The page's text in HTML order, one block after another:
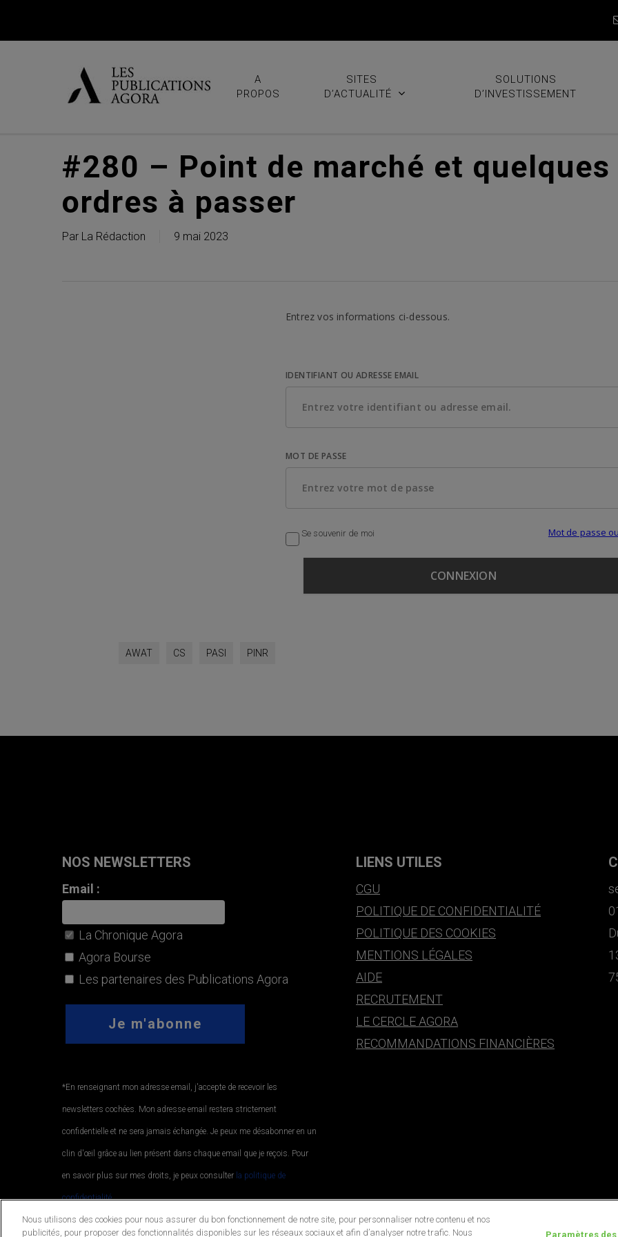
A
PROPOS
SITES
D’ACTUALITÉ
SOLUTIONS
D’INVESTISSEMENT
#280 – Point de marché et quelques
ordres à passer
Par La Rédaction 9 mai 2023
Entrez vos informations ci-dessous.
IDENTIFIANT OU ADRESSE EMAIL
MOT DE PASSE
Se souvenir de moi Mot de passe
AWAT CS PASI PINR
NOS NEWSLETTERS
Email :
La Chronique Agora
Agora Bourse
Les partenaires des Publications Agora
*En renseignant mon adresse email, j'accepte de recevoir les
newsletters cochées. Mon adresse email restera strictement
confidentielle et ne sera jamais échangée. Je peux me désabonner en un
clin d'œil grâce au lien présent dans chaque email que je reçois. Pour
en savoir plus sur mes droits, je peux consulter la politique de
confidentialité..
LIENS UTILES
CGU
POLITIQUE DE CONFIDENTIALITÉ
POLITIQUE DES COOKIES
MENTIONS LÉGALES
AIDE
RECRUTEMENT
LE CERCLE AGORA
RECOMMANDATIONS FINANCIÈRES
Nous utilisons des cookies pour nous assurer du bon fonctionnement de notre site, pour personnaliser notre contenu et nos
publicités, pour proposer des fonctionnalités disponibles sur les réseaux sociaux et afin d’analyser notre trafic. Nous
Paramètres